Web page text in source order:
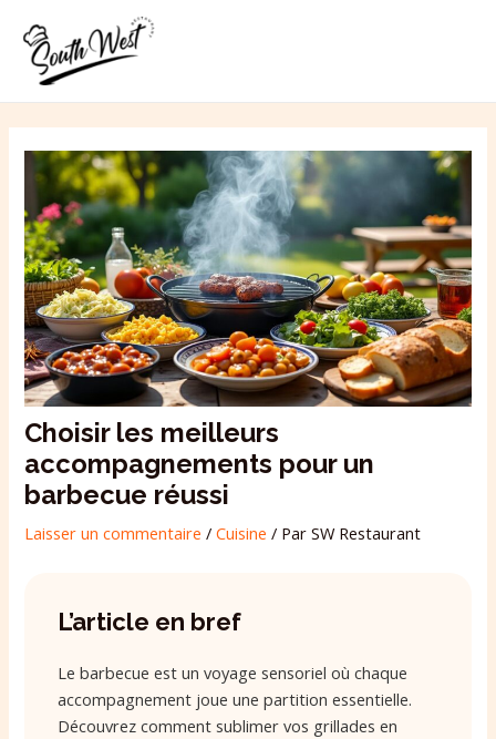
contenu
Choisir les meilleurs
accompagnements pour un
barbecue réussi
Laisser un commentaire /Cuisine / ParSW Restaurant
L’article en bref
Le barbecue est un voyage sensoriel où chaque
accompagnement joue une partition essentielle.
Découvrez comment sublimer vos grillades en